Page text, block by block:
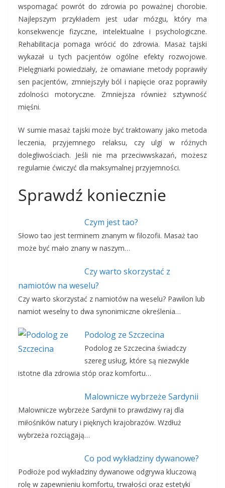
wspomagać powrót do zdrowia po poważnej chorobie.
Najlepszym przykładem jest udar mózgu, który ma
konsekwencje fizyczne, intelektualne i psychologiczne.
Rehabilitacja pomaga wrócić do zdrowia. Masaż tajski
wykazał u tych pacjentów ogólne efekty rozwojowe.
Pielęgniarki powiedziały, że omawiane metody poprawiły
sen pacjentów, zmniejszyły ból i napięcie oraz poprawiły
zdolności motoryczne. Zmniejsza również sztywność
mięśni.
W sumie masaż tajski może być traktowany jako metoda
leczenia, przyjemnego relaksu, czy ulgi w różnych
dolegliwościach. Jeśli nie ma przeciwwskazań, możesz
regularnie ćwiczyć dla maksymalnej przyjemności.
Sprawdź koniecznie
Czym jest tao?
Słowo tao jest terminem znanym w filozofii. Masaż tao
może być mało znany w naszym…
Czy warto skorzystać z
namiotów na weselu?
Czy warto skorzystać z namiotów na weselu? Pawilon lub
namiot weselny to dwa synonimiczne określenia…
Podolog ze Szczecina
Podolog ze Szczecina świadczy
szereg usług, które są niezwykle
istotne dla zdrowia stóp oraz komfortu…
Malownicze wybrzeże Sardynii
Malownicze wybrzeże Sardynii to prawdziwy raj dla
miłośników natury i pięknych krajobrazów. Wzdłuż
wybrzeża rozciągają…
Co pod wykładziny dywanowe?
Podłoże pod wykładziny dywanowe odgrywa kluczową
rolę w zapewnieniu komfortu, trwałości oraz estetyki